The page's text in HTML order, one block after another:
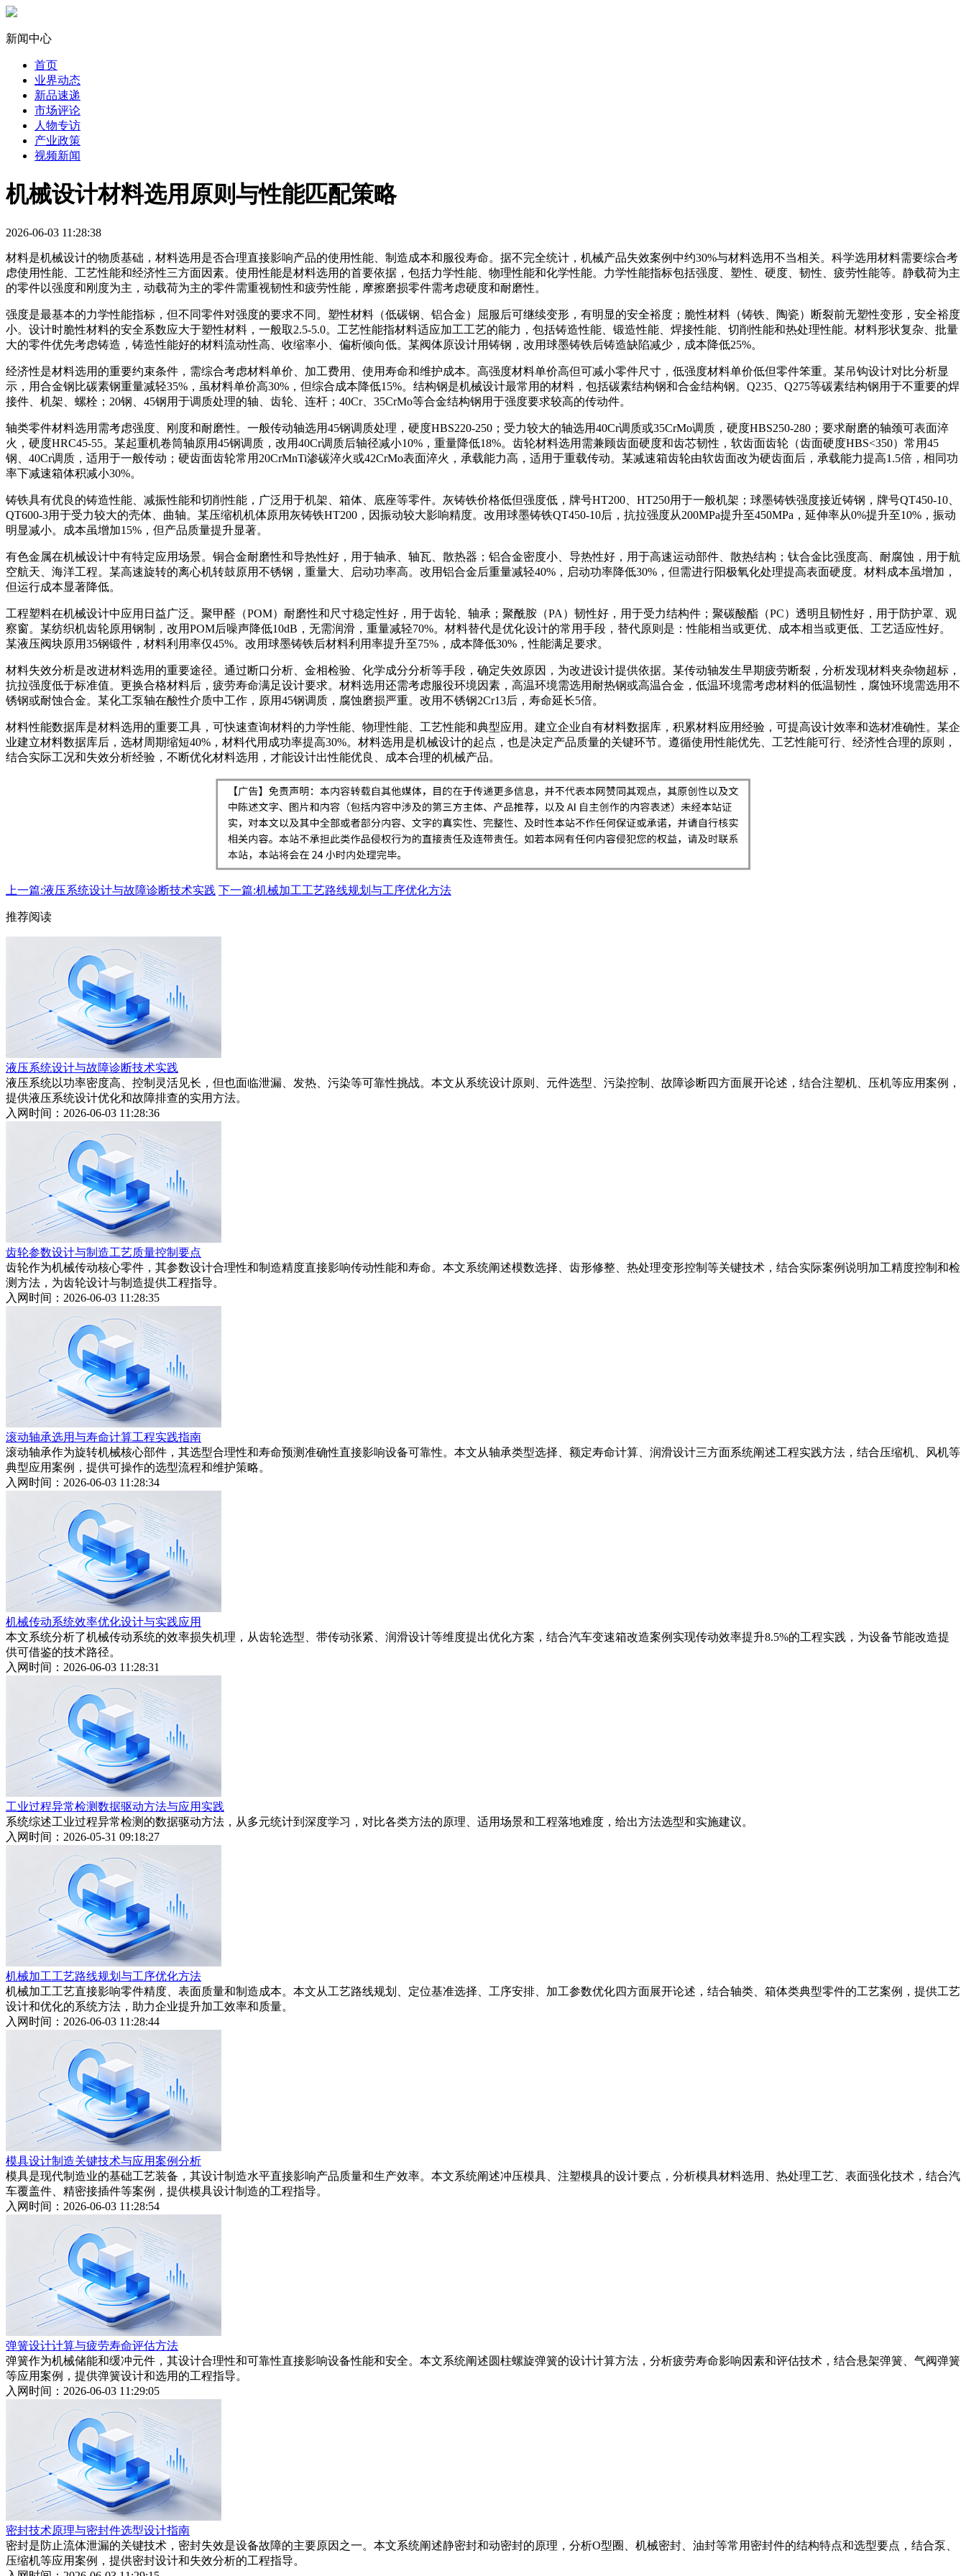
新闻中心
首页
业界动态
新品速递
市场评论
人物专访
产业政策
视频新闻
机械设计材料选用原则与性能匹配策略
2026-06-03 11:28:38
材料是机械设计的物质基础，材料选用是否合理直接影响产品的使用性能、制造成本和服役寿命。据不完全统计，机械产品失效案例中约30%与材料选用不当相关。科学选用材料需要综合考
虑使用性能、工艺性能和经济性三方面因素。使用性能是材料选用的首要依据，包括力学性能、物理性能和化学性能。力学性能指标包括强度、塑性、硬度、韧性、疲劳性能等。静载荷为主
的零件以强度和刚度为主，动载荷为主的零件需重视韧性和疲劳性能，摩擦磨损零件需考虑硬度和耐磨性。
强度是最基本的力学性能指标，但不同零件对强度的要求不同。塑性材料（低碳钢、铝合金）屈服后可继续变形，有明显的安全裕度；脆性材料（铸铁、陶瓷）断裂前无塑性变形，安全裕度
小。设计时脆性材料的安全系数应大于塑性材料，一般取2.5-5.0。工艺性能指材料适应加工工艺的能力，包括铸造性能、锻造性能、焊接性能、切削性能和热处理性能。材料形状复杂、批量
大的零件优先考虑铸造，铸造性能好的材料流动性高、收缩率小、偏析倾向低。某阀体原设计用铸钢，改用球墨铸铁后铸造缺陷减少，成本降低25%。
经济性是材料选用的重要约束条件，需综合考虑材料单价、加工费用、使用寿命和维护成本。高强度材料单价高但可减小零件尺寸，低强度材料单价低但零件笨重。某吊钩设计对比分析显
示，用合金钢比碳素钢重量减轻35%，虽材料单价高30%，但综合成本降低15%。结构钢是机械设计最常用的材料，包括碳素结构钢和合金结构钢。Q235、Q275等碳素结构钢用于不重要的焊
接件、机架、螺栓；20钢、45钢用于调质处理的轴、齿轮、连杆；40Cr、35CrMo等合金结构钢用于强度要求较高的传动件。
轴类零件材料选用需考虑强度、刚度和耐磨性。一般传动轴选用45钢调质处理，硬度HBS220-250；受力较大的轴选用40Cr调质或35CrMo调质，硬度HBS250-280；要求耐磨的轴颈可表面淬
火，硬度HRC45-55。某起重机卷筒轴原用45钢调质，改用40Cr调质后轴径减小10%，重量降低18%。齿轮材料选用需兼顾齿面硬度和齿芯韧性，软齿面齿轮（齿面硬度HBS<350）常用45
钢、40Cr调质，适用于一般传动；硬齿面齿轮常用20CrMnTi渗碳淬火或42CrMo表面淬火，承载能力高，适用于重载传动。某减速箱齿轮由软齿面改为硬齿面后，承载能力提高1.5倍，相同功
率下减速箱体积减小30%。
铸铁具有优良的铸造性能、减振性能和切削性能，广泛用于机架、箱体、底座等零件。灰铸铁价格低但强度低，牌号HT200、HT250用于一般机架；球墨铸铁强度接近铸钢，牌号QT450-10、
QT600-3用于受力较大的壳体、曲轴。某压缩机机体原用灰铸铁HT200，因振动较大影响精度。改用球墨铸铁QT450-10后，抗拉强度从200MPa提升至450MPa，延伸率从0%提升至10%，振动
明显减小。成本虽增加15%，但产品质量提升显著。
有色金属在机械设计中有特定应用场景。铜合金耐磨性和导热性好，用于轴承、轴瓦、散热器；铝合金密度小、导热性好，用于高速运动部件、散热结构；钛合金比强度高、耐腐蚀，用于航
空航天、海洋工程。某高速旋转的离心机转鼓原用不锈钢，重量大、启动功率高。改用铝合金后重量减轻40%，启动功率降低30%，但需进行阳极氧化处理提高表面硬度。材料成本虽增加，
但运行成本显著降低。
工程塑料在机械设计中应用日益广泛。聚甲醛（POM）耐磨性和尺寸稳定性好，用于齿轮、轴承；聚酰胺（PA）韧性好，用于受力结构件；聚碳酸酯（PC）透明且韧性好，用于防护罩、观
察窗。某纺织机齿轮原用钢制，改用POM后噪声降低10dB，无需润滑，重量减轻70%。材料替代是优化设计的常用手段，替代原则是：性能相当或更优、成本相当或更低、工艺适应性好。
某液压阀块原用35钢锻件，材料利用率仅45%。改用球墨铸铁后材料利用率提升至75%，成本降低30%，性能满足要求。
材料失效分析是改进材料选用的重要途径。通过断口分析、金相检验、化学成分分析等手段，确定失效原因，为改进设计提供依据。某传动轴发生早期疲劳断裂，分析发现材料夹杂物超标，
抗拉强度低于标准值。更换合格材料后，疲劳寿命满足设计要求。材料选用还需考虑服役环境因素，高温环境需选用耐热钢或高温合金，低温环境需考虑材料的低温韧性，腐蚀环境需选用不
锈钢或耐蚀合金。某化工泵轴在酸性介质中工作，原用45钢调质，腐蚀磨损严重。改用不锈钢2Cr13后，寿命延长5倍。
材料性能数据库是材料选用的重要工具，可快速查询材料的力学性能、物理性能、工艺性能和典型应用。建立企业自有材料数据库，积累材料应用经验，可提高设计效率和选材准确性。某企
业建立材料数据库后，选材周期缩短40%，材料代用成功率提高30%。材料选用是机械设计的起点，也是决定产品质量的关键环节。遵循使用性能优先、工艺性能可行、经济性合理的原则，
结合实际工况和失效分析经验，不断优化材料选用，才能设计出性能优良、成本合理的机械产品。
上一篇:液压系统设计与故障诊断技术实践 下一篇:机械加工工艺路线规划与工序优化方法
推荐阅读
液压系统设计与故障诊断技术实践
液压系统以功率密度高、控制灵活见长，但也面临泄漏、发热、污染等可靠性挑战。本文从系统设计原则、元件选型、污染控制、故障诊断四方面展开论述，结合注塑机、压机等应用案例，
提供液压系统设计优化和故障排查的实用方法。
入网时间：2026-06-03 11:28:36
齿轮参数设计与制造工艺质量控制要点
齿轮作为机械传动核心零件，其参数设计合理性和制造精度直接影响传动性能和寿命。本文系统阐述模数选择、齿形修整、热处理变形控制等关键技术，结合实际案例说明加工精度控制和检
测方法，为齿轮设计与制造提供工程指导。
入网时间：2026-06-03 11:28:35
滚动轴承选用与寿命计算工程实践指南
滚动轴承作为旋转机械核心部件，其选型合理性和寿命预测准确性直接影响设备可靠性。本文从轴承类型选择、额定寿命计算、润滑设计三方面系统阐述工程实践方法，结合压缩机、风机等
典型应用案例，提供可操作的选型流程和维护策略。
入网时间：2026-06-03 11:28:34
机械传动系统效率优化设计与实践应用
本文系统分析了机械传动系统的效率损失机理，从齿轮选型、带传动张紧、润滑设计等维度提出优化方案，结合汽车变速箱改造案例实现传动效率提升8.5%的工程实践，为设备节能改造提
供可借鉴的技术路径。
入网时间：2026-06-03 11:28:31
工业过程异常检测数据驱动方法与应用实践
系统综述工业过程异常检测的数据驱动方法，从多元统计到深度学习，对比各类方法的原理、适用场景和工程落地难度，给出方法选型和实施建议。
入网时间：2026-05-31 09:18:27
机械加工工艺路线规划与工序优化方法
机械加工工艺直接影响零件精度、表面质量和制造成本。本文从工艺路线规划、定位基准选择、工序安排、加工参数优化四方面展开论述，结合轴类、箱体类典型零件的工艺案例，提供工艺
设计和优化的系统方法，助力企业提升加工效率和质量。
入网时间：2026-06-03 11:28:44
模具设计制造关键技术与应用案例分析
模具是现代制造业的基础工艺装备，其设计制造水平直接影响产品质量和生产效率。本文系统阐述冲压模具、注塑模具的设计要点，分析模具材料选用、热处理工艺、表面强化技术，结合汽
车覆盖件、精密接插件等案例，提供模具设计制造的工程指导。
入网时间：2026-06-03 11:28:54
弹簧设计计算与疲劳寿命评估方法
弹簧作为机械储能和缓冲元件，其设计合理性和可靠性直接影响设备性能和安全。本文系统阐述圆柱螺旋弹簧的设计计算方法，分析疲劳寿命影响因素和评估技术，结合悬架弹簧、气阀弹簧
等应用案例，提供弹簧设计和选用的工程指导。
入网时间：2026-06-03 11:29:05
密封技术原理与密封件选型设计指南
密封是防止流体泄漏的关键技术，密封失效是设备故障的主要原因之一。本文系统阐述静密封和动密封的原理，分析O型圈、机械密封、油封等常用密封件的结构特点和选型要点，结合泵、
压缩机等应用案例，提供密封设计和失效分析的工程指导。